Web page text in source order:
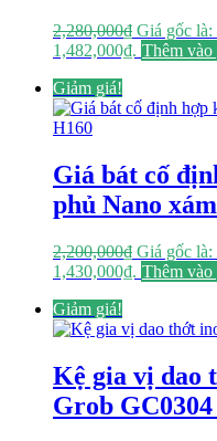
2,280,000₫ Giá gốc là:
1,482,000₫. Thêm vào
Giảm giá!
Giá bát cố
phủ Nano
2,200,000₫ Giá gốc là:
1,430,000₫. Thêm vào
Giảm giá!
Kệ gia vị dao
Grob GC0304